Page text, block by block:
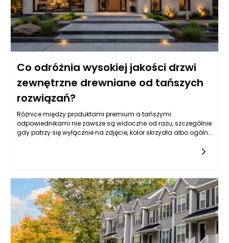
Co odróżnia wysokiej jakości drzwi
zewnętrzne drewniane od tańszych
rozwiązań?
Różnice między produktami premium a tańszymi
odpowiednikami nie zawsze są widoczne od razu, szczególnie
gdy patrzy się wyłącznie na zdjęcie, kolor skrzydła albo ogólny
precyzji wykonania. Tańsze rozwiązania często kuszą niższą
ceną, jednak mogą oznaczać kompromisy w zakresie
trwałości, odporności na wilgoć, szczelności, jakości okuć czy
żywotności powłoki ochronnej. W praktyce drzwi wejściowe są
intensywnie eksploatowane każdego dnia, a jednocześnie
muszą radzić sobie z deszczem, mrozem, słońcem, zmianami
temperatury i naprężeniami wynikającymi z pracy materiału.